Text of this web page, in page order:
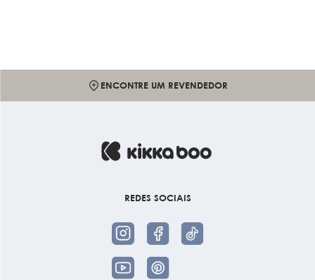
ENCONTRE UM REVENDEDOR
REDES SOCIAIS